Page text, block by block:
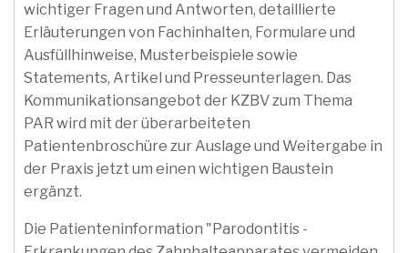
wichtiger Fragen und Antworten, detaillierte
Erläuterungen von Fachinhalten, Formulare und
Ausfüllhinweise, Musterbeispiele sowie
Statements, Artikel und Presseunterlagen. Das
Kommunikationsangebot der KZBV zum Thema
PAR wird mit der überarbeiteten
Patientenbroschüre zur Auslage und Weitergabe in
der Praxis jetzt um einen wichtigen Baustein
ergänzt.
Die Patienteninformation "Parodontitis -